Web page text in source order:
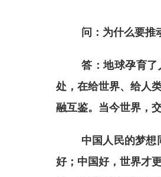
问：为什么要推
答：地球孕育了
处，在给世界、给人
融互鉴。 当今世界，
中国人民的梦想
好；中国好，世界才更